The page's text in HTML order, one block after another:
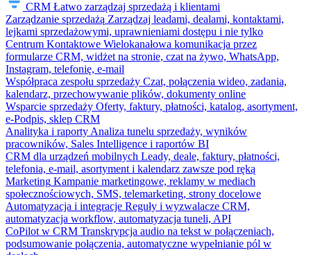
CRM Łatwo zarządzaj sprzedażą i klientami
Zarządzanie sprzedażą Zarządzaj leadami, dealami, kontaktami,
lejkami sprzedażowymi, uprawnieniami dostępu i nie tylko
Centrum Kontaktowe Wielokanałowa komunikacja przez
formularze CRM, widżet na stronie, czat na żywo, WhatsApp,
Instagram, telefonię, e-mail
Współpraca zespołu sprzedaży Czat, połączenia wideo, zadania,
kalendarz, przechowywanie plików, dokumenty online
Wsparcie sprzedaży Oferty, faktury, płatności, katalog, asortyment,
e-Podpis, sklep CRM
Analityka i raporty Analiza tunelu sprzedaży, wyników
pracowników, Sales Intelligence i raportów BI
CRM dla urządzeń mobilnych Leady, deale, faktury, płatności,
telefonia, e-mail, asortyment i kalendarz zawsze pod ręką
Marketing Kampanie marketingowe, reklamy w mediach
społecznościowych, SMS, telemarketing, strony docelowe
Automatyzacja i integracje Reguły i wyzwalacze CRM,
automatyzacja workflow, automatyzacja tuneli, API
CoPilot w CRM Transkrypcja audio na tekst w połączeniach,
podsumowanie połączenia, automatyczne wypełnianie pól w